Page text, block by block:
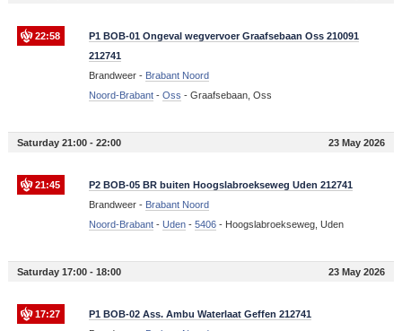
22:58
P1 BOB-01 Ongeval wegvervoer Graafsebaan Oss 210091
212741
Brandweer - Brabant Noord
Noord-Brabant- Oss - Graafsebaan, Oss
Saturday 21:00 - 22:00 23 May 2026
21:45
P2 BOB-05 BR buiten Hoogslabroekseweg Uden 212741
Brandweer - Brabant Noord
Noord-Brabant- Uden- 5406- Hoogslabroekseweg, Uden
Saturday 17:00 - 18:00 23 May 2026
17:27
P1 BOB-02 Ass. Ambu Waterlaat Geffen 212741